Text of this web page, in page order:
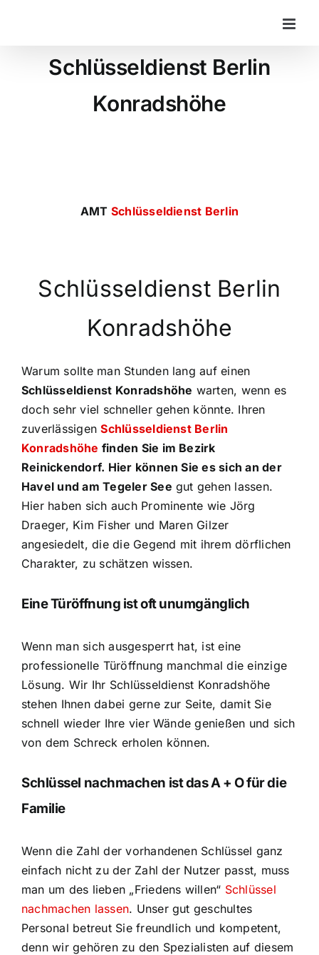
Schlüsseldienst Berlin
Konradshöhe
AMT Schlüsseldienst Berlin
Schlüsseldienst Berlin
Konradshöhe
Warum sollte man Stunden lang auf einen
Schlüsseldienst Konradshöhe warten, wenn es
doch sehr viel schneller gehen könnte. Ihren
zuverlässigenSchlüsseldienst Berlin
Konradshöhe finden Sie im Bezirk
Reinickendorf. Hier können Sie es sich an der
Havel und am Tegeler See gut gehen lassen.
Hier haben sich auch Prominente wie Jörg
Draeger, Kim Fisher und Maren Gilzer
angesiedelt, die die Gegend mit ihrem dörflichen
Charakter, zu schätzen wissen.
Eine Türöffnung ist oft unumgänglich
Wenn man sich ausgesperrt hat, ist eine
professionelle Türöffnung manchmal die einzige
Lösung. Wir Ihr Schlüsseldienst Konradshöhe
stehen Ihnen dabei gerne zur Seite, damit Sie
schnell wieder Ihre vier Wände genießen und sich
von dem Schreck erholen können.
Schlüssel nachmachen ist das A + O für die
Familie
Wenn die Zahl der vorhandenen Schlüssel ganz
einfach nicht zu der Zahl der Nutzer passt, muss
man um des lieben „Friedens willen“ Schlüssel
nachmachen lassen. Unser gut geschultes
Personal betreut Sie freundlich und kompetent,
denn wir gehören zu den Spezialisten auf diesem